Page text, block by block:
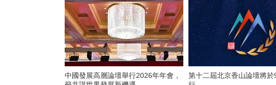
中國發展高層論壇舉行2026年年會，
第十二屆北京香山論壇將於